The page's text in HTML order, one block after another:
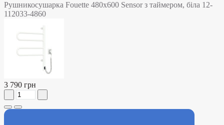
Рушникосушарка Fouette 480х600 Sensor з таймером, біла 12-
112033-4860
3 790 грн